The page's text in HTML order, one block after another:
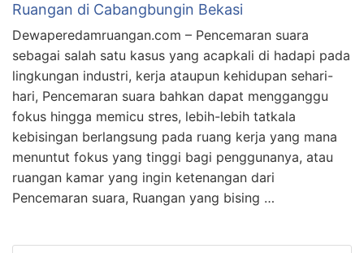
Ruangan di Cabangbungin Bekasi
Dewaperedamruangan.com – Pencemaran suara
sebagai salah satu kasus yang acapkali di hadapi pada
lingkungan industri, kerja ataupun kehidupan sehari-
hari, Pencemaran suara bahkan dapat mengganggu
fokus hingga memicu stres, lebih-lebih tatkala
kebisingan berlangsung pada ruang kerja yang mana
menuntut fokus yang tinggi bagi penggunanya, atau
ruangan kamar yang ingin ketenangan dari
Pencemaran suara, Ruangan yang bising …